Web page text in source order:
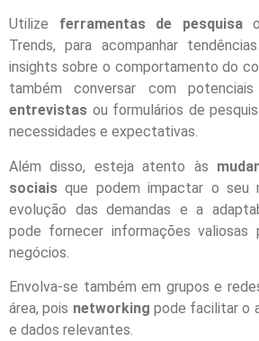
Utilize ferramentas de pesquisa
Trends, para acompanhar
insights sobre o comportamento do
também conversar com
entrevistas ou formulários de
necessidades e expectativas.
Além disso, esteja atento às
sociais que podem impactar o seu
evolução das demandas e a
pode fornecer informações valiosas
negócios.
Envolva-se também em grupos e
área, pois networking pode facilitar o
e dados relevantes.